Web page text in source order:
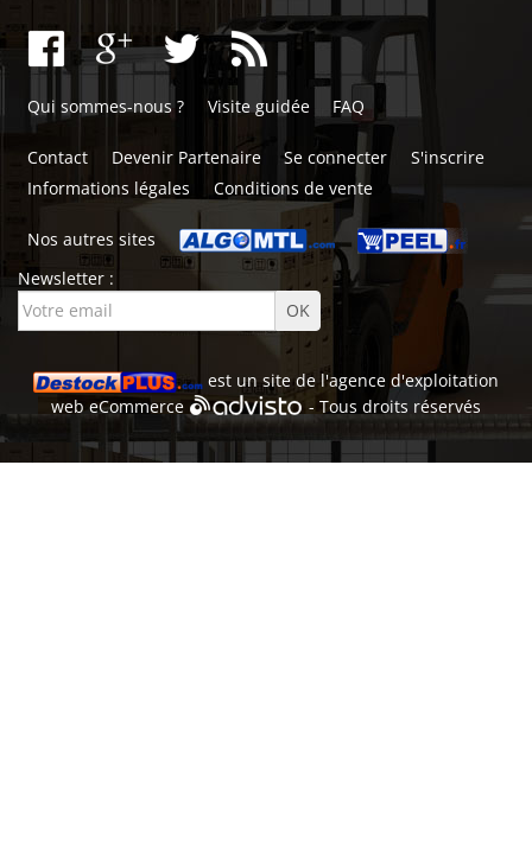
Qui sommes-nous ? Visite guidée FAQ
Contact Devenir Partenaire Se connecter
S'inscrire
Informations légales
Conditions de vente
Nos autres sites
Newsletter :
est un site de l'agence d'exploitation
webeCommerce - Tous droits réservés